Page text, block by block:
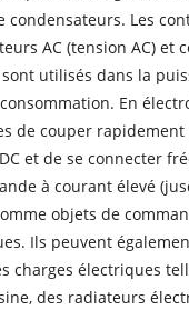
condensateurs. Les
AC (tension AC) et
utilisés dans la
En
de couper rapidement
et de se connecter
à courant élevé
objets de
Ils peuvent
charges électriques
des radiateurs